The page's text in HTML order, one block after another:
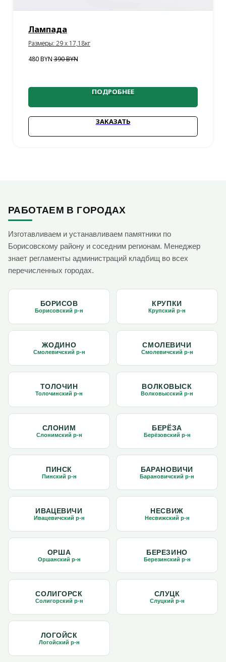
Лампада
Размеры: 29 x 17,18кг
480BYN 390BYN
ПОДРОБНЕЕ
ЗАКАЗАТЬ
РАБОТАЕМ В ГОРОДАХ
Изготавливаем и устанавливаем памятники по
Борисовскому району и соседним регионам. Менеджер
знает регламенты администраций кладбищ во всех
перечисленных городах.
БОРИСОВ
Борисовский р-н
КРУПКИ
Крупский р-н
ЖОДИНО
Смолевичский р-н
СМОЛЕВИЧИ
Смолевичский р-н
ТОЛОЧИН
Толочинский р-н
ВОЛКОВЫСК
Волковысский р-н
СЛОНИМ
Слонимский р-н
БЕРЁЗА
Берёзовский р-н
ПИНСК
Пинский р-н
БАРАНОВИЧИ
Барановичский р-н
ИВАЦЕВИЧИ
Ивацевичский р-н
НЕСВИЖ
Несвижский р-н
ОРША
Оршанский р-н
БЕРЕЗИНО
Березинский р-н
СОЛИГОРСК
Солигорский р-н
СЛУЦК
Слуцкий р-н
ЛОГОЙСК
Логойский р-н